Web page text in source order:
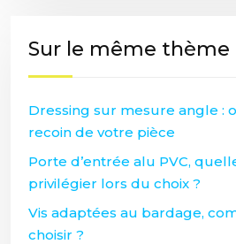
Sur le même thème
Dressing sur mesure angle :
recoin de votre pièce
Porte d’entrée alu PVC,
privilégier lors du choix ?
Vis adaptées au bardage,
choisir ?